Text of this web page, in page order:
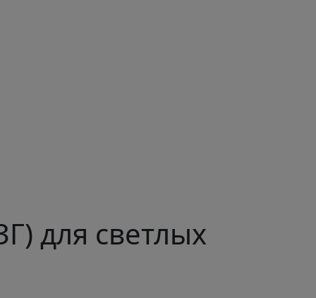
для светлых